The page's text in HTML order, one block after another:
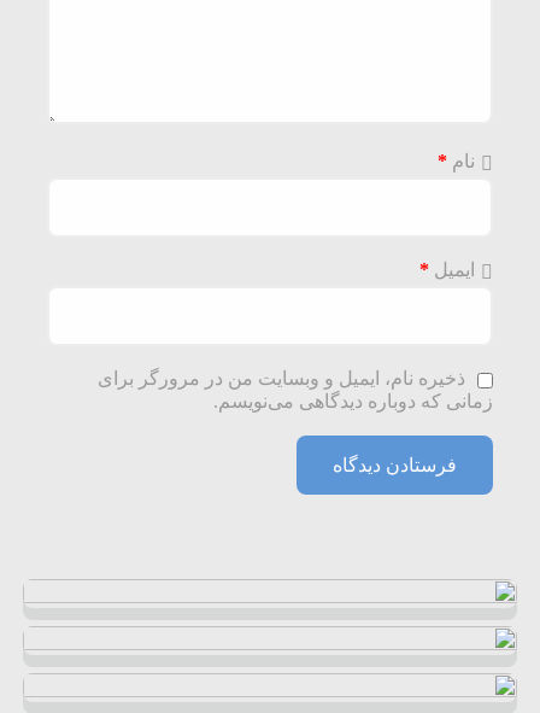
نام *
ایمیل *
ذخیره نام، ایمیل و وبسایت من در مرورگر برای
زمانی که دوباره دیدگاهی می‌نویسم.